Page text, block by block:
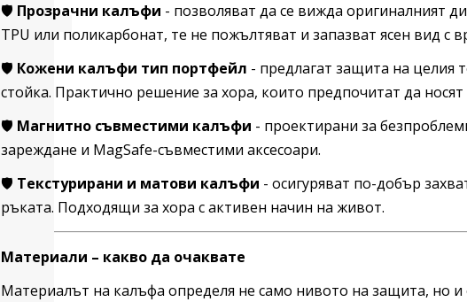
🛡️ Прозрачни калъфи - позволяват да се вижда оригиналният
TPU или поликарбонат, те не пожълтяват и запазват ясен вид с
🛡️ Кожени калъфи тип портфейл - предлагат защита на целия
стойка. Практично решение за хора, които предпочитат да
🛡️ Магнитно съвместими калъфи - проектирани за
зареждане и MagSafe-съвместими аксесоари.
🛡️ Текстурирани и матови калъфи - осигуряват по-добър
ръката. Подходящи за хора с активен начин на живот.
Материали – какво да очаквате
Материалът на калъфа определя не само нивото на защита, но